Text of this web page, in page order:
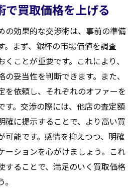
で買取価格を上げる
の効果的な交渉術は、事前の準備
。まず、銀杯の市場価値を調査
ことが重要です。これにより、
妥当性を判断できます。また、
を依頼し、それぞれのオファーを
す。交渉の際には、他店の査定額
確に提示することで、より高い買
可能です。感情を抑えつつ、明確
ーションを心がけましょう。これ
することで、満足のいく買取価格